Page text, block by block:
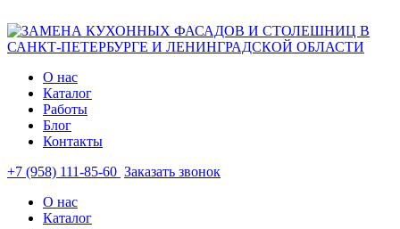
О нас
Каталог
Работы
Блог
Контакты
+7 (958) 111-85-60 Заказать звонок
О нас
Каталог